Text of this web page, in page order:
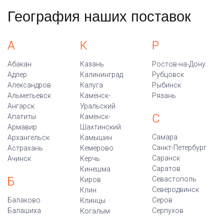
География наших поставок
А
Абакан
Адлер
Александров
Альметьевск
Ангарск
Апатиты
Армавир
Архангельск
Астрахань
Ачинск
Б
Балаково
Балашиха
К
Казань
Калининград
Калуга
Каменск-
Уральский
Каменск-
Шахтинский
Камышин
Кемерово
Керчь
Кинешма
Киров
Клин
Клинцы
Когалым
Р
Ростов-на-Дону
Рубцовск
Рыбинск
Рязань
С
Самара
Санкт-Петербург
Саранск
Саратов
Севастополь
Северодвинск
Серов
Серпухов